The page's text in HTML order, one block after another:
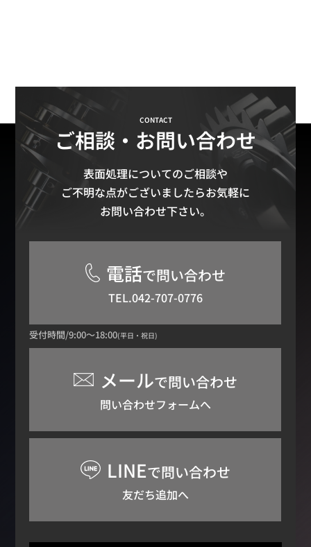
CONTACT
ご相談・お問い合わせ
表面処理についてのご相談や
ご不明な点がございましたらお気軽に
お問い合わせ下さい。
電話で問い合わせ
TEL.042-707-0776
受付時間/9:00～18:00(平日・祝日)
メールで問い合わせ
問い合わせフォームへ
LINEで問い合わせ
友だち追加へ